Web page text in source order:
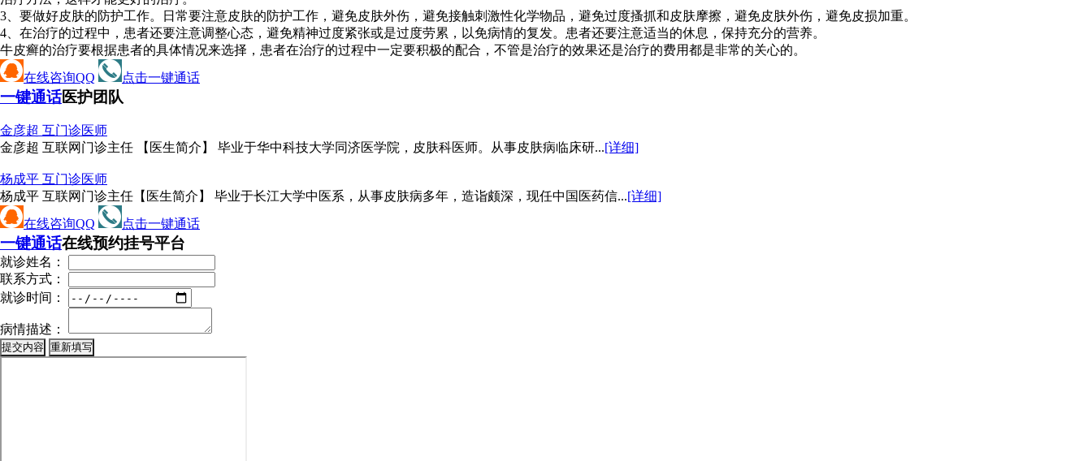
3、要做好皮肤的防护工作。日常要注意皮肤的防护工作，避免皮肤外伤，避免接触刺激性化学物品，避免过度搔抓和皮肤摩擦，避免皮肤外伤，避免皮损加重。
4、在治疗的过程中，患者还要注意调整心态，避免精神过度紧张或是过度劳累，以免病情的复发。患者还要注意适当的休息，保持充分的营养。
牛皮癣的治疗要根据患者的具体情况来选择，患者在治疗的过程中一定要积极的配合，不管是治疗的效果还是治疗的费用都是非常的关心的。
在线咨询QQ
点击一键通话
一键通话医护团队
金彦超 互门诊医师
金彦超 互联网门诊主任 【医生简介】 毕业于华中科技大学同济医学院，皮肤科医师。从事皮肤病临床研...[详细]
杨成平 互门诊医师
杨成平 互联网门诊主任【医生简介】 毕业于长江大学中医系，从事皮肤病多年，造诣颇深，现任中国医药信...[详细]
在线咨询QQ
点击一键通话
一键通话在线预约挂号平台
就诊姓名：
联系方式：
就诊时间：
病情描述：